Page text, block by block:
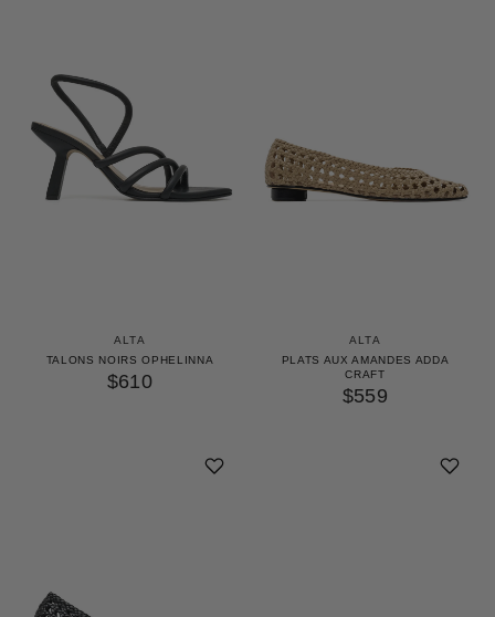
ALTA
TALONS NOIRS OPHELINNA
$610
ALTA
PLATS AUX AMANDES ADDA
CRAFT
$559